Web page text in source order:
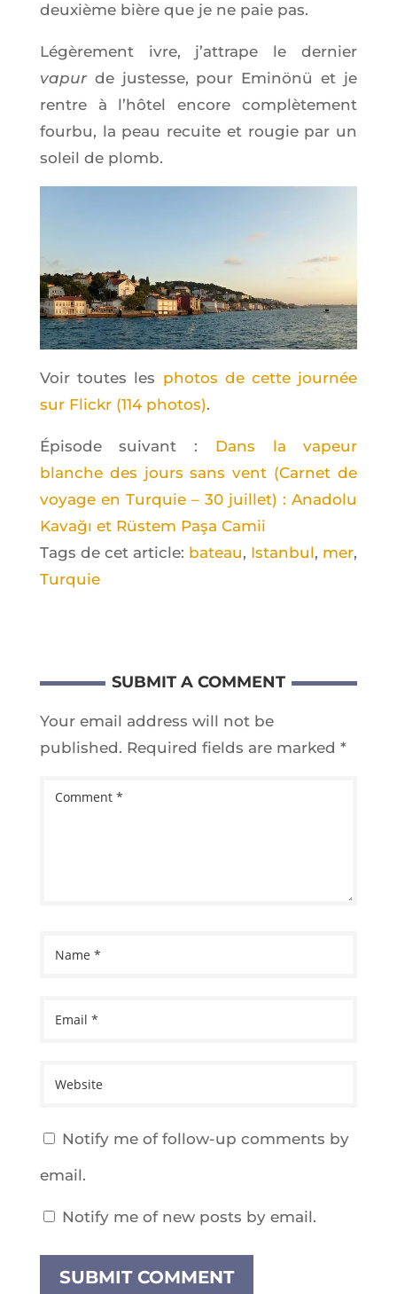
deuxième bière que je ne paie pas.
Légè­re­ment ivre, j’at­trape le der­nier
vapurde jus­tesse, pour Eminönü et je
rentre à l’hô­tel encore com­plè­te­ment
four­bu, la peau recuite et rou­gie par un
soleil de plomb.
Voir toutes les pho­tos de cette jour­née
sur Fli­ckr (114 pho­tos).
Épi­sode sui­vant : Dans la vapeur
blanche des jours sans vent (Car­net de
voyage en Tur­quie – 30 juillet) : Ana­do­lu
Kavağı et Rüs­tem Paşa Camii
Tags de cet article: bateau, Istanbul, mer,
Turquie
SUBMIT A COMMENT
Your email address will not be
published. Required fields are marked *
Notify me of follow-up comments by
email.
Notify me of new posts by email.